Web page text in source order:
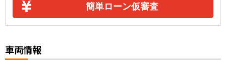
簡単ローン仮審査
車両情報